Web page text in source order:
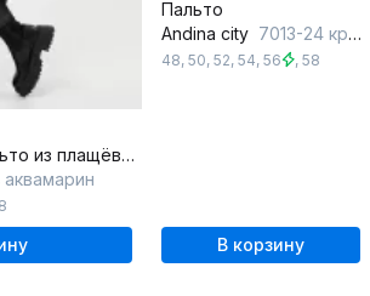
Демисезонное пальто из плащёвой ткани с капюшоном
Пальто
Andina city 7013-24 красный
48, 50, 52, 54, 56 , 58
В корзину